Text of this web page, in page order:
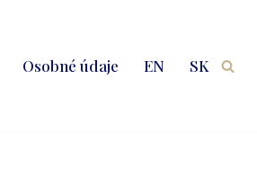
Osobné údaje EN SK